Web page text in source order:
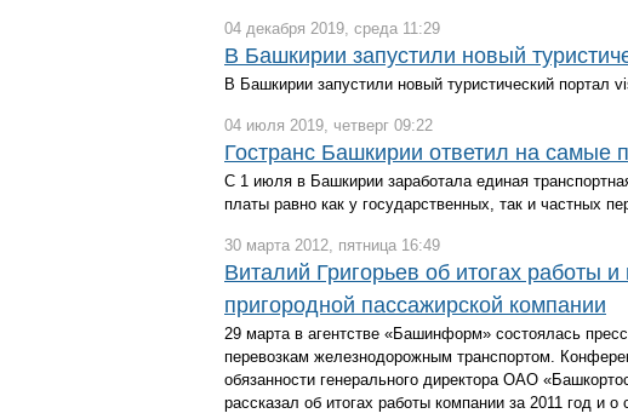
04 декабря 2019, среда 11:29
В Башкирии запустили новый
В Башкирии запустили новый туристический портал
04 июля 2019, четверг 09:22
Гостранс Башкирии ответил на самые
С 1 июля в Башкирии заработала единая
платы равно как у государственных, так и частных
30 марта 2012, пятница 16:49
Виталий Григорьев об итогах работы
пригородной пассажирской компании
29 марта в агентстве «Башинформ» состоялась
перевозкам железнодорожным транспортом.
обязанности генерального директора ОАО
рассказал об итогах работы компании за 2011 год и